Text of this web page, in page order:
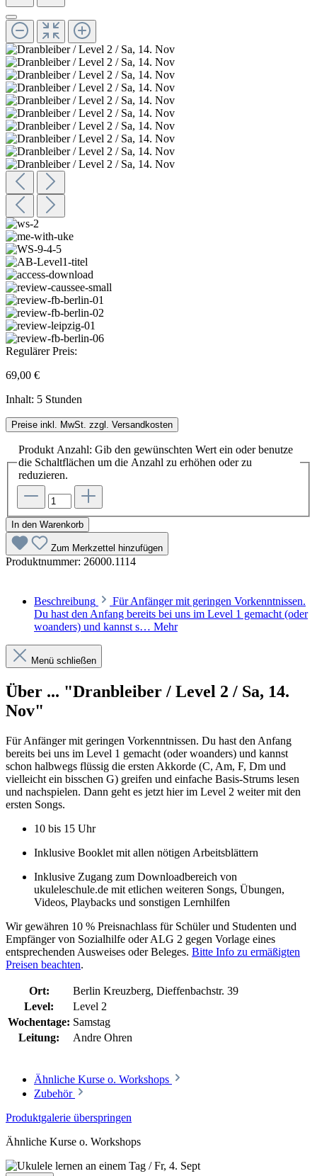
Regulärer Preis:
69,00 €
Inhalt: 5 Stunden
Preise inkl. MwSt. zzgl. Versandkosten
Produkt Anzahl: Gib den gewünschten Wert ein oder benutze
die Schaltflächen um die Anzahl zu erhöhen oder zu
reduzieren.
In den Warenkorb
Zum Merkzettel hinzufügen
Produktnummer: 26000.1114
Beschreibung
Für Anfänger mit geringen Vorkenntnissen.
Du hast den Anfang bereits bei uns im Level 1 gemacht (oder
woanders) und kannst s… Mehr
Menü schließen
Über ... "Dranbleiber / Level 2 / Sa, 14.
Nov"
Für Anfänger mit geringen Vorkenntnissen. Du hast den Anfang
bereits bei uns im Level 1 gemacht (oder woanders) und kannst
schon halbwegs flüssig die ersten Akkorde (C, Am, F, Dm und
vielleicht ein bisschen G) greifen und einfache Basis-Strums lesen
und nachspielen. Dann geht es jetzt hier im Level 2 weiter mit den
ersten Songs.
10 bis 15 Uhr
Inklusive Booklet mit allen nötigen Arbeitsblättern
Inklusive Zugang zum Downloadbereich von
ukuleleschule.de mit etlichen weiteren Songs, Übungen,
Videos, Playbacks und sonstigen Lernhilfen
Wir gewähren 10 % Preisnachlass für Schüler und Studenten und
Empfänger von Sozialhilfe oder ALG 2 gegen Vorlage eines
entsprechenden Ausweises oder Beleges. Bitte Info zu ermäßigten
Preisen beachten.
Ort:
Berlin Kreuzberg, Dieffenbachstr. 39
Level:
Level 2
Wochentage: Samstag
Leitung:
Andre Ohren
Ähnliche Kurse o. Workshops
Zubehör
Produktgalerie überspringen
Ähnliche Kurse o. Workshops